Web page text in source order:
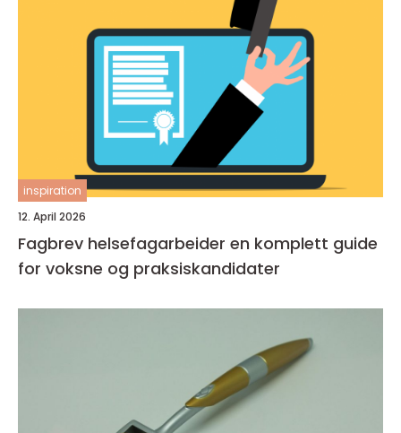
inspiration
12. April 2026
Fagbrev helsefagarbeider en komplett guide
for voksne og praksiskandidater